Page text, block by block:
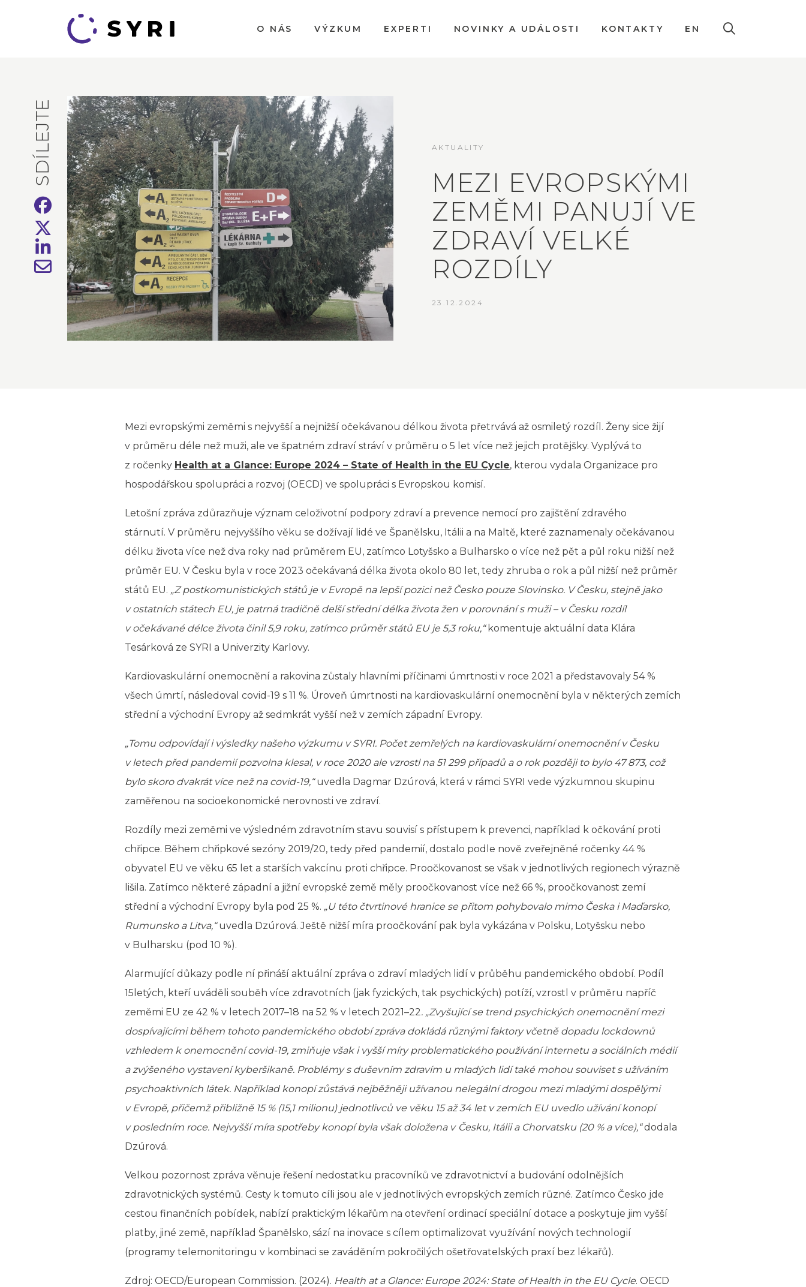
O NÁS VÝZKUM EXPERTI NOVINKY A UDÁLOSTI KONTAKTY EN
SDÍLEJTE AKTUALITY
MEZI EVROPSKÝMI
ZEMĚMI PANUJÍ VE
ZDRAVÍ VELKÉ
ROZDÍLY
23.12.2024
Mezi evropskými zeměmi s nejvyšší a nejnižší očekávanou délkou života přetrvává až osmiletý rozdíl. Ženy sice žijí
v průměru déle než muži, ale ve špatném zdraví stráví v průměru o 5 let více než jejich protějšky. Vyplývá to
z ročenky Health at a Glance: Europe 2024 – State of Health in the EU Cycle, kterou vydala Organizace pro
hospodářskou spolupráci a rozvoj (OECD) ve spolupráci s Evropskou komisí.
Letošní zpráva zdůrazňuje význam celoživotní podpory zdraví a prevence nemocí pro zajištění zdravého
stárnutí. V průměru nejvyššího věku se dožívají lidé ve Španělsku, Itálii a na Maltě, které zaznamenaly očekávanou
délku života více než dva roky nad průměrem EU, zatímco Lotyšsko a Bulharsko o více než pět a půl roku nižší než
průměr EU. V Česku byla v roce 2023 očekávaná délka života okolo 80 let, tedy zhruba o rok a půl nižší než průměr
států EU. „Z postkomunistických států je v Evropě na lepší pozici než Česko pouze Slovinsko. V Česku, stejně jako
v ostatních státech EU, je patrná tradičně delší střední délka života žen v porovnání s muži – v Česku rozdíl
v očekávané délce života činil 5,9 roku, zatímco průměr států EU je 5,3 roku,“komentuje aktuální data Klára
Tesárková ze SYRI a Univerzity Karlovy.
Kardiovaskulární onemocnění a rakovina zůstaly hlavními příčinami úmrtnosti v roce 2021 a představovaly 54 %
všech úmrtí, následoval covid-19 s 11 %. Úroveň úmrtnosti na kardiovaskulární onemocnění byla v některých zemích
střední a východní Evropy až sedmkrát vyšší než v zemích západní Evropy.
„Tomu odpovídají i výsledky našeho výzkumu v SYRI. Počet zemřelých na kardiovaskulární onemocnění v Česku
v letech před pandemií pozvolna klesal, v roce 2020 ale vzrostl na 51 299 případů a o rok později to bylo 47 873, což
bylo skoro dvakrát více než na covid-19,“uvedla Dagmar Dzúrová, která v rámci SYRI vede výzkumnou skupinu
zaměřenou na socioekonomické nerovnosti ve zdraví.
Rozdíly mezi zeměmi ve výsledném zdravotním stavu souvisí s přístupem k prevenci, například k očkování proti
chřipce. Během chřipkové sezóny 2019/20, tedy před pandemií, dostalo podle nově zveřejněné ročenky 44 %
obyvatel EU ve věku 65 let a starších vakcínu proti chřipce. Proočkovanost se však v jednotlivých regionech výrazně
lišila. Zatímco některé západní a jižní evropské země měly proočkovanost více než 66 %, proočkovanost zemí
střední a východní Evropy byla pod 25 %. „U této čtvrtinové hranice se přitom pohybovalo mimo Česka i Maďarsko,
Rumunsko a Litva,“uvedla Dzúrová. Ještě nižší míra proočkování pak byla vykázána v Polsku, Lotyšsku nebo
v Bulharsku (pod 10 %).
Alarmující důkazy podle ní přináší aktuální zpráva o zdraví mladých lidí v průběhu pandemického období. Podíl
15letých, kteří uváděli souběh více zdravotních (jak fyzických, tak psychických) potíží, vzrostl v průměru napříč
zeměmi EU ze 42 % v letech 2017–18 na 52 % v letech 2021–22. „Zvyšující se trend psychických onemocnění mezi
dospívajícími během tohoto pandemického období zpráva dokládá různými faktory včetně dopadu lockdownů
vzhledem k onemocnění covid-19, zmiňuje však i vyšší míry problematického používání internetu a sociálních médií
a zvýšeného vystavení kyberšikaně. Problémy s duševním zdravím u mladých lidí také mohou souviset s užíváním
psychoaktivních látek. Například konopí zůstává nejběžněji užívanou nelegální drogou mezi mladými dospělými
v Evropě, přičemž přibližně 15 % (15,1 milionu) jednotlivců ve věku 15 až 34 let v zemích EU uvedlo užívání konopí
v posledním roce. Nejvyšší míra spotřeby konopí byla však doložena v Česku, Itálii a Chorvatsku (20 % a více),“dodala
Dzúrová.
Velkou pozornost zpráva věnuje řešení nedostatku pracovníků ve zdravotnictví a budování odolnějších
zdravotnických systémů. Cesty k tomuto cíli jsou ale v jednotlivých evropských zemích různé. Zatímco Česko jde
cestou finančních pobídek, nabízí praktickým lékařům na otevření ordinací speciální dotace a poskytuje jim vyšší
platby, jiné země, například Španělsko, sází na inovace s cílem optimalizovat využívání nových technologií
(programy telemonitoringu v kombinaci se zaváděním pokročilých ošetřovatelských praxí bez lékařů).
Zdroj: OECD/European Commission. (2024). Health at a Glance: Europe 2024: State of Health in the EU Cycle. OECD